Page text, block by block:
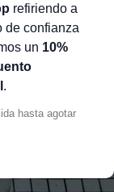
refiriendo a
de confianza
un 10%
.
hasta agotar